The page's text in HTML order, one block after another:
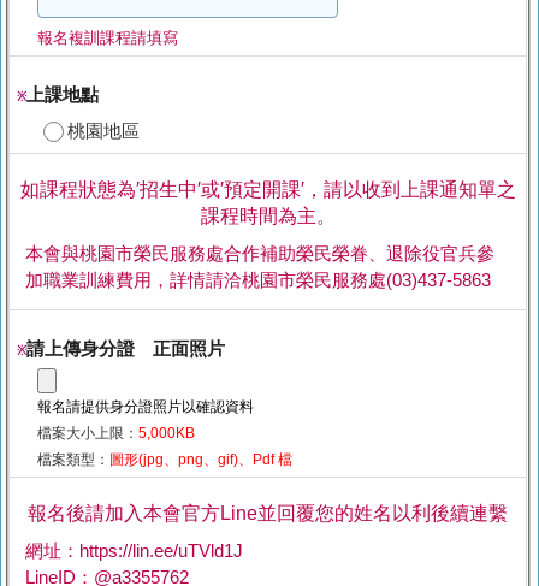
報名複訓課程請填寫
※上課地點
桃園地區
如課程狀態為′招生中′或′預定開課′，請以收到上課通知單之
課程時間為主。
本會與桃園市榮民服務處合作補助榮民榮眷、退除役官兵參
加職業訓練費用，詳情請洽桃園市榮民服務處(03)437-5863
※請上傳身分證 正面照片
報名請提供身分證照片以確認資料
檔案大小上限： 5,000KB
檔案類型： 圖形(jpg、png、gif)、Pdf 檔
報名後請加入本會官方Line並回覆您的姓名以利後續連繫
網址：https://lin.ee/uTVld1J
LineID：@a3355762